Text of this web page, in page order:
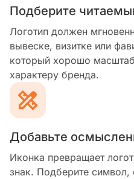
Подберите
Логотип должен
вывеске, визитке или
который хорошо
характеру бренда.
Добавьте
Иконка превращает
знак. Подберите